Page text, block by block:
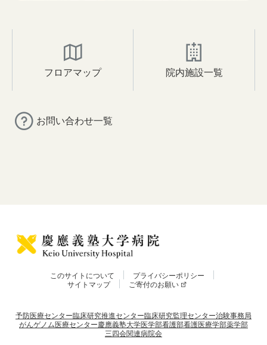
フロアマップ 院内施設一覧
お問い合わせ一覧
このサイトについて
プライバシーポリシー
サイトマップ
ご寄付のお願い
予防医療センター臨床研究推進センター臨床研究監理センター治験事務局
がんゲノム医療センター慶應義塾大学医学部看護部看護医療学部薬学部
三四会関連病院会